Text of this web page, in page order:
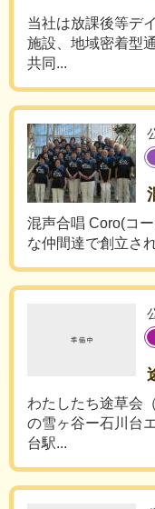
当社は放課後等デ
施設、地域密着型
共同...
混声合唱 Coro(コ
な仲間達で創立さ
わたしたち途草会
の雪ヶ谷ー石川台
台駅...